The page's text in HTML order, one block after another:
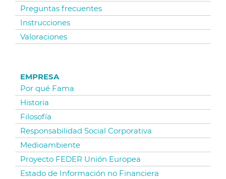
Preguntas frecuentes
Instrucciones
Valoraciones
EMPRESA
Por qué Fama
Historia
Filosofía
Responsabilidad Social Corporativa
Medioambiente
Proyecto FEDER Unión Europea
Estado de Información no Financiera